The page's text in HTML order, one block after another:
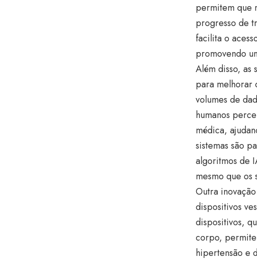
permitem que
progresso de
facilita o
promovendo
Além disso, as
para melhorar
volumes de
humanos
médica,
sistemas são
algoritmos de
mesmo que os
Outra
dispositivos
dispositivos,
corpo,
hipertensão e